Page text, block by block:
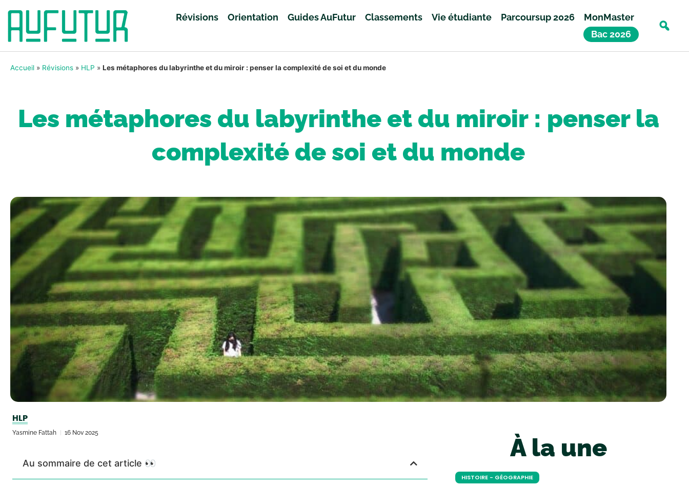
Révisions Orientation Guides AuFutur Classements Vie étudiante Parcoursup 2026
MonMaster
Bac 2026
Accueil » Révisions » HLP » Les métaphores du labyrinthe et du miroir : penser la complexité de soi et du monde
Les métaphores du labyrinthe et du miroir : penser la
complexité de soi et du monde
HLP
Yasmine Fattah 16 Nov 2025
Au sommaire de cet article 👀
À la une
HISTOIRE - GÉOGRAPHIE